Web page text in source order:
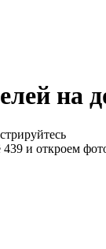
на
и откроем